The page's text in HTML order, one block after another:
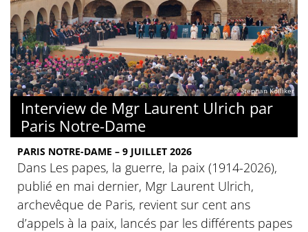
© Stephan Kölliker
Interview de Mgr Laurent Ulrich par
Paris Notre-Dame
PARIS NOTRE-DAME – 9 JUILLET 2026
Dans Les papes, la guerre, la paix (1914-2026),
publié en mai dernier, Mgr Laurent Ulrich,
archevêque de Paris, revient sur cent ans
d’appels à la paix, lancés par les différents papes